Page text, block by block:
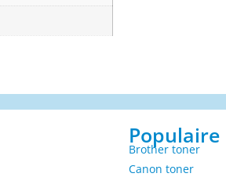
Brother toner
Canon toner